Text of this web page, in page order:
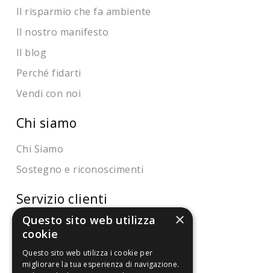
Il risparmio che fa ambiente
Il nostro manifesto
Il blog
Perché fidarti
Vendi con noi
Chi siamo
Chi Siamo
Sostegno e riconoscimenti
Servizio clienti
FAQ
×
Questo sito web utilizza
cookie
Questo sito web utilizza i cookie per
migliorare la tua esperienza di navigazione.